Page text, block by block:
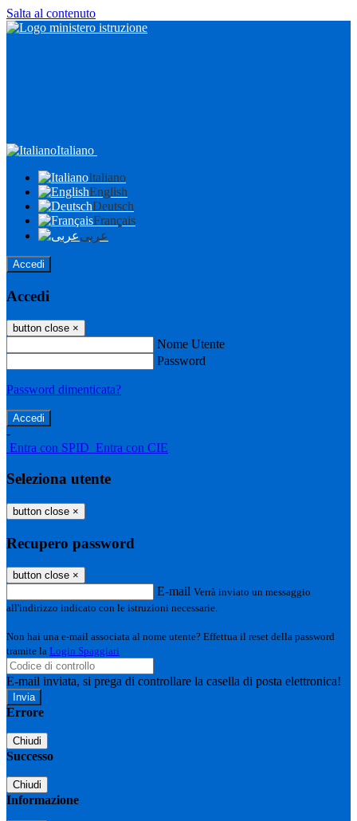
Salta al contenuto
Italiano
Italiano
English
Deutsch
Français
عربى
Accedi
Accedi
button close ×
Nome Utente
Password
Password dimenticata?
-
Entra con SPID Entra con CIE
Seleziona utente
button close ×
Recupero password
button close ×
E-mail Verrà inviato un messaggio
all'indirizzo indicato con le istruzioni necessarie.
Non hai una e-mail associata al nome utente? Effettua il reset della password
tramite la Login Spaggiari
E-mail inviata, si prega di controllare la casella di posta elettronica!
Errore
Chiudi
Successo
Chiudi
Informazione